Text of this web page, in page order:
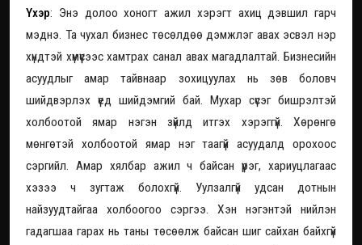
Үхэр: Энэ долоо хоногт ажил хэрэгт ахиц дэвшил гарч
мэднэ. Та чухал бизнес төсөлдөө дэмжлэг авах эсвэл нэр
хүндтэй хүмүүсээс хамтрах санал авах магадлалтай. Бизнесийн
асуудлыг амар тайвнаар зохицуулах нь зөв боловч
шийдвэрлэх үед шийдэмгий бай. Мухар сүсэг бишрэлтэй
холбоотой ямар нэгэн зүйлд итгэх хэрэггүй. Хөрөнгө
мөнгөтэй холбоотой ямар нэг таагүй асуудалд орохоос
сэргийл. Амар хялбар ажил ч байсан үүрэг, хариуцлагаас
хэзээ ч зугтаж болохгүй. Уулзалгүй удсан дотнын
найзуудтайгаа холбоогоо сэргээ. Хэн нэгэнтэй нийлэн
гадагшаа гарах нь таны төсөөлж байсан шиг сайхан байхгүй